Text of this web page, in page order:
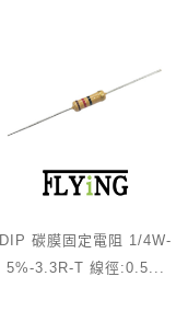
DIP 碳膜固定電阻 1/4W-
5%-3.3R-T 線徑:0.5...